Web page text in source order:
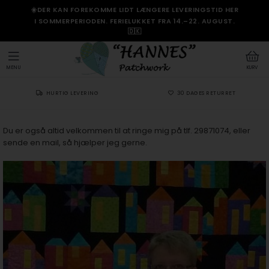
☀️DER KAN FOREKOMME LIDT LÆNGERE LEVERINGSTID HER
I SOMMERPERIODEN. FERIELUKKET FRA 14.–22. AUGUST.
🇩🇰
KURV
MENU
HURTIG LEVERING 30 DAGES RETURRET
Du er også altid velkommen til at ringe mig på tlf. 29871074, eller
sende en mail, så hjælper jeg gerne.